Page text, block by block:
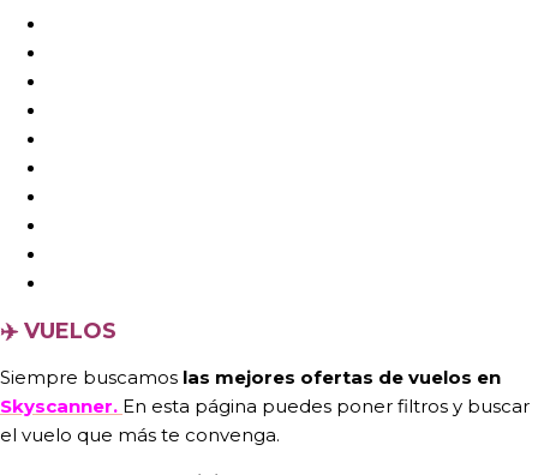
✈️ VUELOS
Siempre buscamos las mejores ofertas de vuelos en
Skyscanner. En esta página puedes poner filtros y buscar
el vuelo que más te convenga.